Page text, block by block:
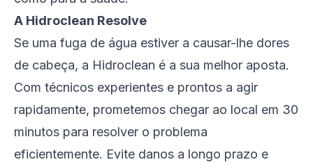
A Hidroclean Resolve
Se uma fuga de água estiver a causar-lhe dores
de cabeça, a Hidroclean é a sua melhor aposta.
Com técnicos experientes e prontos a agir
rapidamente, prometemos chegar ao local em 30
minutos para resolver o problema
eficientemente. Evite danos a longo prazo e